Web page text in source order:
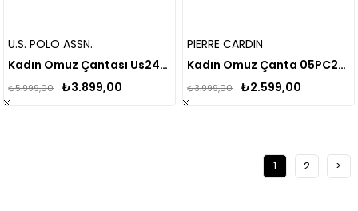
U.S. POLO ASSN.
Kadın Omuz Çantası Us24712
₺3.899,00
₺5.999,00
PIERRE CARDIN
Kadın Omuz Çanta 05PC24K826-ZCKNP TB
₺2.599,00
₺3.999,00
1 2 >